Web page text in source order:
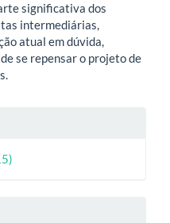
significativa dos
intermediárias,
atual em dúvida,
se repensar o projeto de